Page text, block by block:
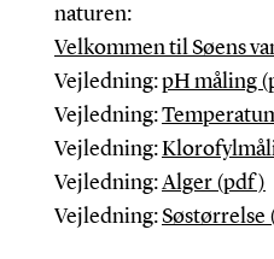
naturen:
Velkommen til Søens
Vejledning:pH måling
Vejledning:
Vejledning:
Vejledning:Alger (pdf)
Vejledning:Søstørrelse